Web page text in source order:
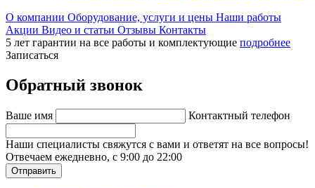
О компании Оборудование, услуги и цены Наши работы
Акции Видео и статьи Отзывы Контакты
5 лет гарантии на все работы и комплектующие подробнее
Записаться
Обратный звонок
Ваше имя Контактный телефон
Наши специалисты свяжутся с вами и ответят на все вопросы!
Отвечаем ежедневно, с 9:00 до 22:00
Отправить